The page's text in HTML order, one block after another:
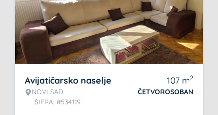
Avijatičarsko naselje
NOVI SAD
ŠIFRA: #534119
107 m2
ČETVOROSOBAN